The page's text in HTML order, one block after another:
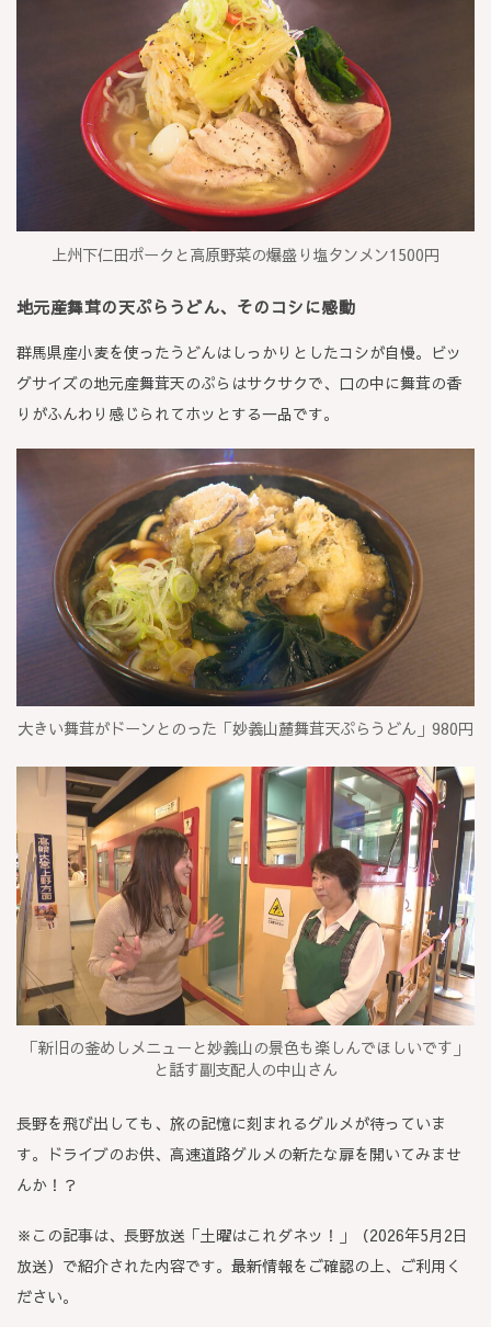
上州下仁田ポークと高原野菜の爆盛り塩タンメン1500円
地元産舞茸の天ぷらうどん、そのコシに感動
群馬県産小麦を使ったうどんはしっかりとしたコシが自慢。ビッ
グサイズの地元産舞茸天のぷらはサクサクで、口の中に舞茸の香
りがふんわり感じられてホッとする一品です。
大きい舞茸がドーンとのった「妙義山麓舞茸天ぷらうどん」980円
「新旧の釜めしメニューと妙義山の景色も楽しんでほしいです」
と話す副支配人の中山さん
長野を飛び出しても、旅の記憶に刻まれるグルメが待っていま
す。ドライブのお供、高速道路グルメの新たな扉を開いてみませ
んか！？
※この記事は、長野放送「土曜はこれダネッ！」（2026年5月2日
放送）で紹介された内容です。最新情報をご確認の上、ご利用く
ださい。